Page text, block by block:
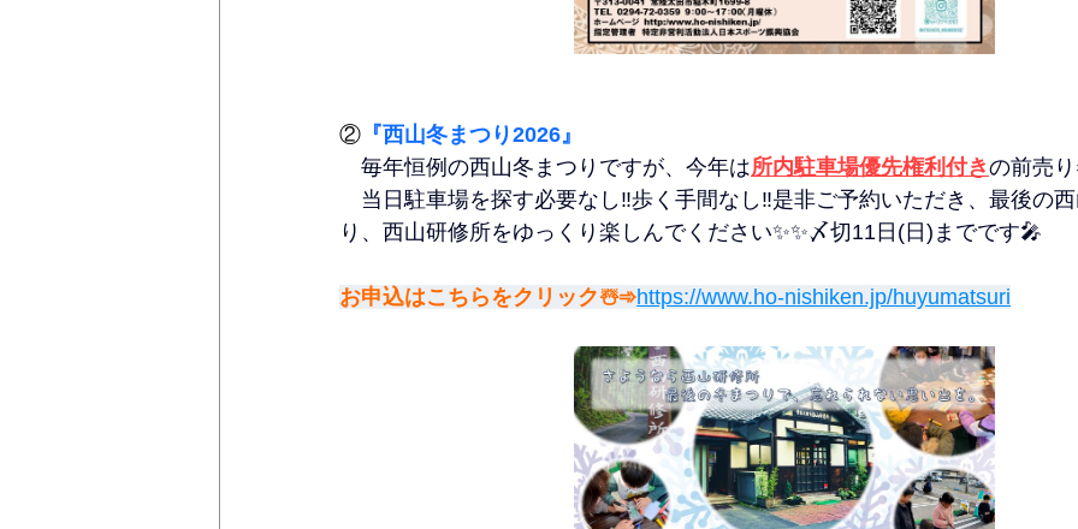
② 『西山冬まつり2026』
毎年恒例の西山冬まつりですが、今年は所内駐車場優先権利付きの前売
当日駐車場を探す必要なし‼️歩く手間なし‼️是非ご予約いただき、最後
り、西山研修所をゆっくり楽しんでください✨✨〆切11日(日)までです🎤
お申込はこちらをクリック☃️➾https://www.ho-nishiken.jp/huyumatsuri